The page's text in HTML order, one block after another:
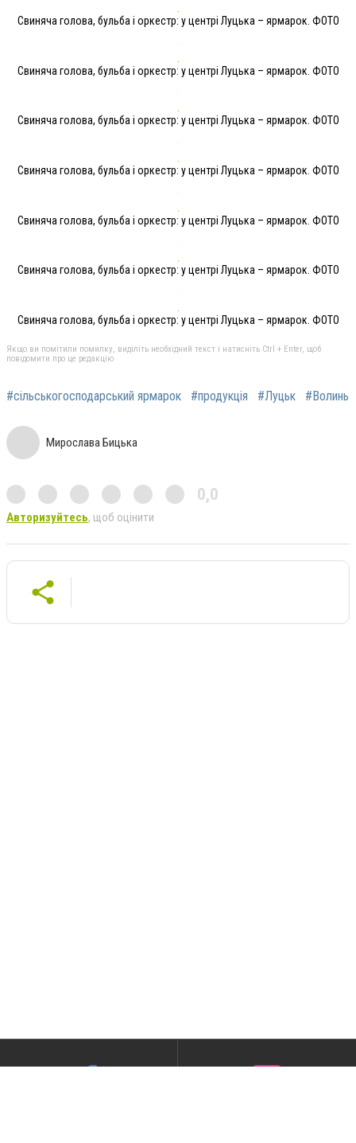
Свиняча голова, бульба і оркестр: у центрі Луцька – ярмарок. ФОТО
Свиняча голова, бульба і оркестр: у центрі Луцька – ярмарок. ФОТО
Свиняча голова, бульба і оркестр: у центрі Луцька – ярмарок. ФОТО
Свиняча голова, бульба і оркестр: у центрі Луцька – ярмарок. ФОТО
Свиняча голова, бульба і оркестр: у центрі Луцька – ярмарок. ФОТО
Свиняча голова, бульба і оркестр: у центрі Луцька – ярмарок. ФОТО
Свиняча голова, бульба і оркестр: у центрі Луцька – ярмарок. ФОТО
Якщо ви помітили помилку, виділіть необхідний текст і натисніть Ctrl + Enter, щоб
повідомити про це редакцію
#сільськогосподарський ярмарок #продукція #Луцьк #Волинь
Мирослава Бицька
0,0
Авторизуйтесь, щоб оцінити